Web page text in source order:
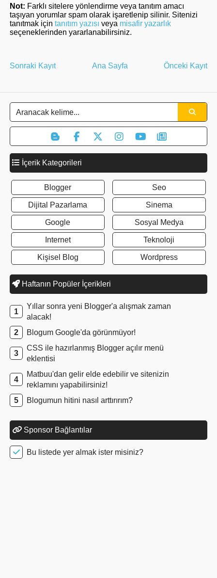
Not: Farklı sitelere yönlendirme veya tanıtım amacı
taşıyan yorumlar spam olarak işaretlenip silinir. Sitenizi
tanıtmak için tanıtım yazısı veya misafir yazarlık
seçeneklerinden yararlanabilirsiniz.
Sonraki Kayıt Önceki Kayıt
Ana Sayfa
İçerik Kategorileri
Blogger
Dijital Pazarlama
Google
Internet
Kişisel Blog
Seo
Sinema
Sosyal Medya
Teknoloji
Wordpress
Haftanın Popüler İçerikleri
Yıllar sonra yeni Blogger'a alışmak zaman
alacak!
Blogum Google'da görünmüyor!
CSS ile hazırlanmış Blogger açılır menü
eklentisi
Matbuu'dan gelir elde edebilir ve sitenizin
reklamını yapabilirsiniz!
Blogumun hitini nasıl arttırırım?
Sponsor Bağlantılar
Bu listede yer almak ister misiniz?